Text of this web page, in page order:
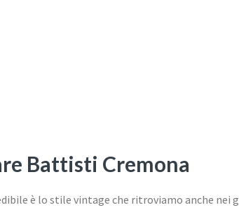
Battisti Cremona
è lo stile vintage che ritroviamo anche